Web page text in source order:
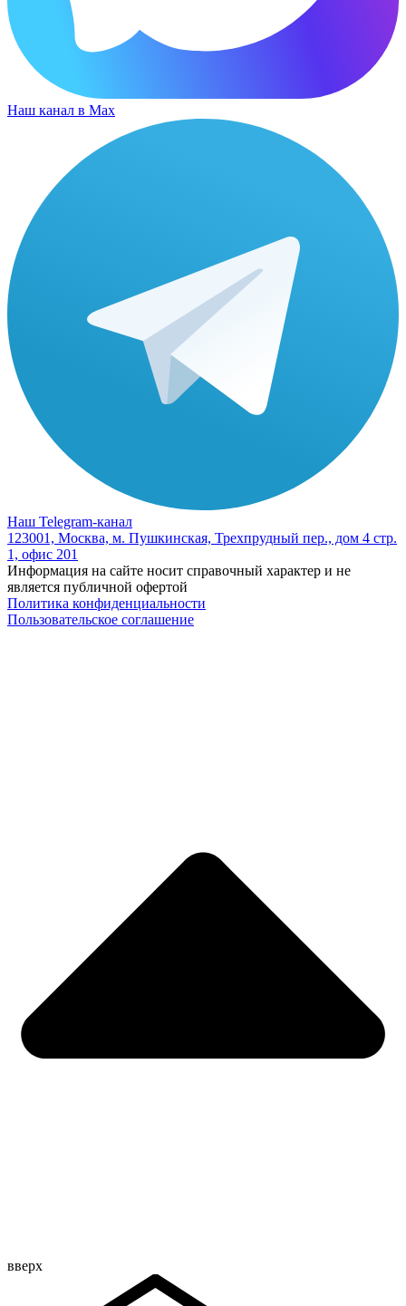
Наш канал в Max
Наш Telegram-канал
123001, Москва, м. Пушкинская, Трехпрудный пер., дом 4 стр.
1, офис 201
Информация на сайте носит справочный характер и не
является публичной офертой
Политика конфиденциальности
Пользовательское соглашение
вверх